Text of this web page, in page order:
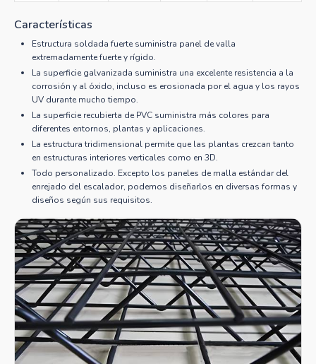
Características
Estructura soldada fuerte suministra panel de valla
extremadamente fuerte y rígido.
La superficie galvanizada suministra una excelente resistencia a la
corrosión y al óxido, incluso es erosionada por el agua y los rayos
UV durante mucho tiempo.
La superficie recubierta de PVC suministra más colores para
diferentes entornos, plantas y aplicaciones.
La estructura tridimensional permite que las plantas crezcan tanto
en estructuras interiores verticales como en 3D.
Todo personalizado. Excepto los paneles de malla estándar del
enrejado del escalador, podemos diseñarlos en diversas formas y
diseños según sus requisitos.